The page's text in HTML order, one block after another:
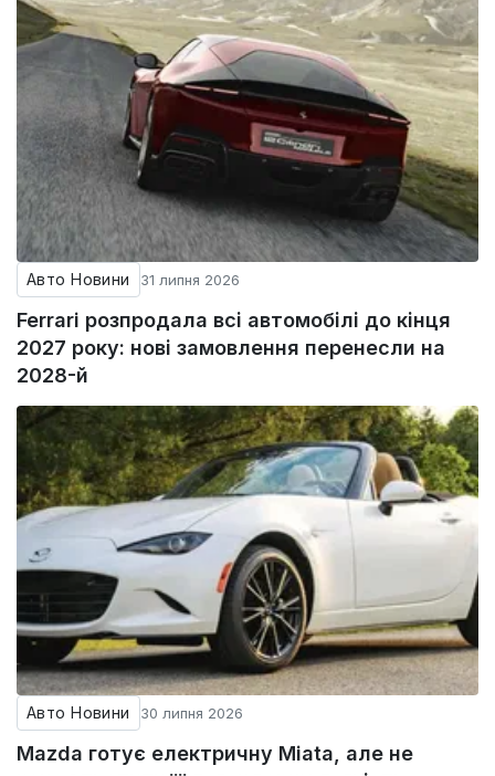
Авто Новини 31 липня 2026
Ferrari розпродала всі автомобілі до кінця
2027 року: нові замовлення перенесли на
2028-й
Авто Новини 30 липня 2026
Mazda готує електричну Miata, але не